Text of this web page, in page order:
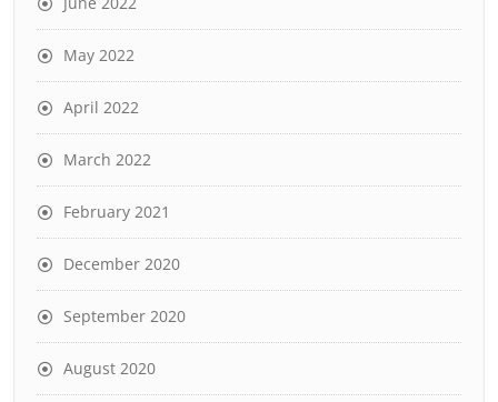
May 2022
April 2022
March 2022
February 2021
December 2020
September 2020
August 2020